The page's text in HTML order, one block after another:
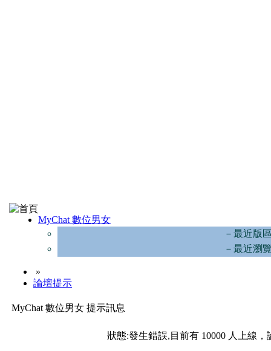
MyChat 數位男女
－最近版
－最近瀏
»
論壇提示
MyChat 數位男女 提示訊息
狀態:發生錯誤,目前有 10000 人上線